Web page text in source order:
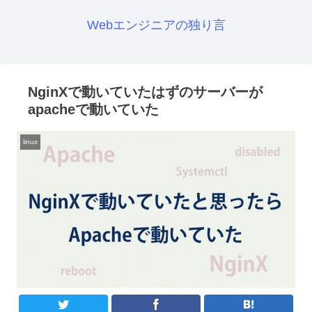
Webエンジニアの独り言
NginXで動いていたはずのサーバーが
apacheで動いていた
linux